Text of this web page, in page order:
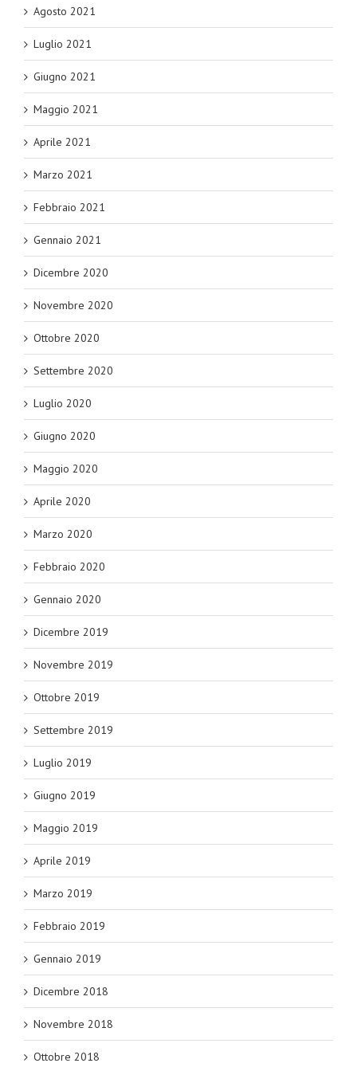
Agosto 2021
Luglio 2021
Giugno 2021
Maggio 2021
Aprile 2021
Marzo 2021
Febbraio 2021
Gennaio 2021
Dicembre 2020
Novembre 2020
Ottobre 2020
Settembre 2020
Luglio 2020
Giugno 2020
Maggio 2020
Aprile 2020
Marzo 2020
Febbraio 2020
Gennaio 2020
Dicembre 2019
Novembre 2019
Ottobre 2019
Settembre 2019
Luglio 2019
Giugno 2019
Maggio 2019
Aprile 2019
Marzo 2019
Febbraio 2019
Gennaio 2019
Dicembre 2018
Novembre 2018
Ottobre 2018